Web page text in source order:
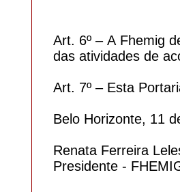
Art. 6º – A Fhemig
das atividades de
Art. 7º – Esta
Belo Horizonte, 11
Renata Ferreira
Presidente -